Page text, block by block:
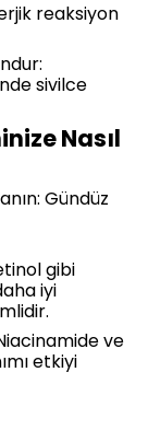
reaksiyon
sivilce
Nasıl
Gündüz
gibi
iyi
ve
etkiyi